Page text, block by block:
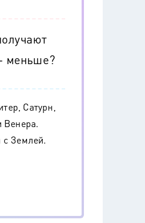
меньше?
Сатурн,
Венера.
с Землей.